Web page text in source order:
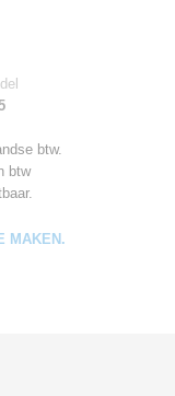
btw.
btw
MAKEN.